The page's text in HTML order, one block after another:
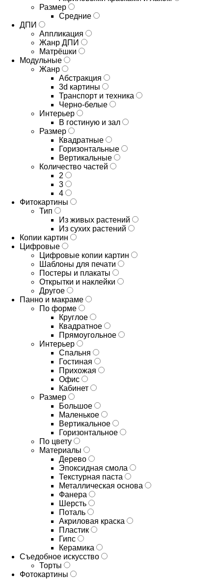
Размер
Средние
ДПИ
Аппликация
Жанр ДПИ
Матрёшки
Модульные
Жанр
Абстракция
3d картины
Транспорт и техника
Черно-белые
Интерьер
В гостиную и зал
Размер
Квадратные
Горизонтальные
Вертикальные
Количество частей
2
3
4
Фитокартины
Тип
Из живых растений
Из сухих растений
Копии картин
Цифровые
Цифровые копии картин
Шаблоны для печати
Постеры и плакаты
Открытки и наклейки
Другое
Панно и макраме
По форме
Круглое
Квадратное
Прямоугольное
Интерьер
Спальня
Гостиная
Прихожая
Офис
Кабинет
Размер
Большое
Маленькое
Вертикальное
Горизонтальное
По цвету
Материалы
Дерево
Эпоксидная смола
Текстурная паста
Металлическая основа
Фанера
Шерсть
Поталь
Акриловая краска
Пластик
Гипс
Керамика
Съедобное искусство
Торты
Фотокартины